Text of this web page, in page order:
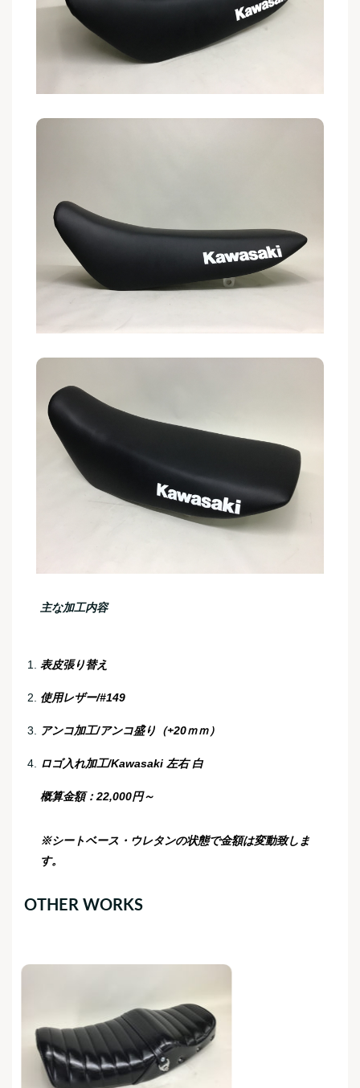
主な加工内容
表皮張り替え
使用レザー/#149
アンコ加工/アンコ盛り（+20ｍｍ）
ロゴ入れ加工/Kawasaki 左右 白
概算金額：22,000円～
※シートベース・ウレタンの状態で金額は変動致しま
す。
OTHER WORKS